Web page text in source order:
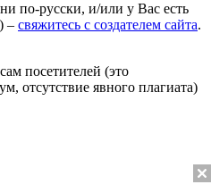
по-русски, и/или у Вас есть
– свяжитесь с создателем сайта.
посетителей (это
отсутствие явного плагиата)